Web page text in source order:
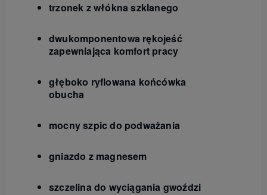
trzonek z włókna szklanego
dwukomponentowa rękojeść
zapewniająca komfort pracy
głęboko ryflowana końcówka
obucha
mocny szpic do podważania
gniazdo z magnesem
szczelina do wyciągania gwoździ